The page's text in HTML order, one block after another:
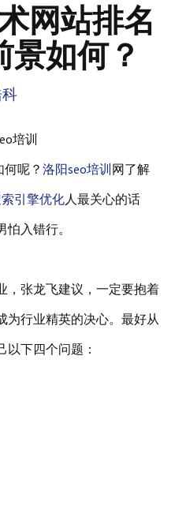
网站排名
景如何？
呢？洛阳seo培训 网了解
引擎优化人最关心的话
入错行。
，张龙飞建议，一定要抱着
为行业精英的决心。最好从
以下四个问题：